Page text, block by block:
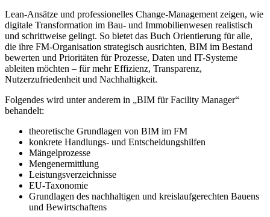
Lean-Ansätze und professionelles Change-Management zeigen, wie
digitale Transformation im Bau- und Immobilienwesen realistisch
und schrittweise gelingt. So bietet das Buch Orientierung für alle,
die ihre FM-Organisation strategisch ausrichten, BIM im Bestand
bewerten und Prioritäten für Prozesse, Daten und IT-Systeme
ableiten möchten – für mehr Effizienz, Transparenz,
Nutzerzufriedenheit und Nachhaltigkeit.
Folgendes wird unter anderem in „BIM für Facility Manager“
behandelt:
theoretische Grundlagen von BIM im FM
konkrete Handlungs- und Entscheidungshilfen
Mängelprozesse
Mengenermittlung
Leistungsverzeichnisse
EU-Taxonomie
Grundlagen des nachhaltigen und kreislaufgerechten Bauens
und Bewirtschaftens